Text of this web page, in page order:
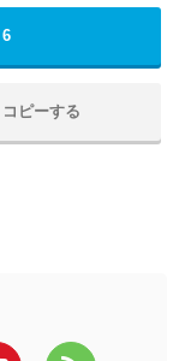
6
コピーする